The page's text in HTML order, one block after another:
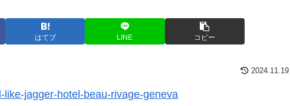
はてブ LINE コピー
2024.11.19
jagger-hotel-beau-rivage-geneva